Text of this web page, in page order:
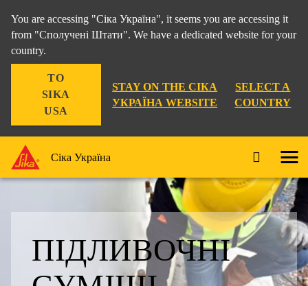
You are accessing "Сіка Україна", it seems you are accessing it
from "Сполучені Штати". We have a dedicated website for your
country.
TO
SIKA
USA
STAY ON THE СІКА
УКРАЇНА WEBSITE
SELECT A
COUNTRY
Сіка Україна
ПІДЛИВОЧНІ